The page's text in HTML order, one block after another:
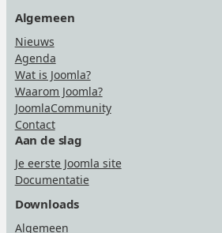
Algemeen
Nieuws
Agenda
Wat is Joomla?
Waarom Joomla?
JoomlaCommunity
Contact
Aan de slag
Je eerste Joomla site
Documentatie
Downloads
Algemeen